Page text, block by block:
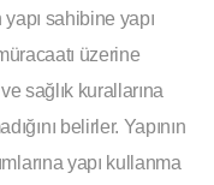
sahibine yapı
üzerine
sağlık kurallarına
belirler. Yapının
yapı kullanma